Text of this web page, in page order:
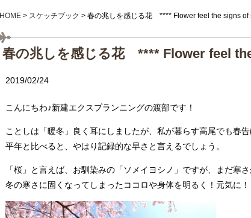
HOME > スケッチブック > 春の兆しを感じる花 **** Flower feel the signs of
春の兆しを感じる花 **** Flower feel
2019/02/24
こんにちわ♪新建エクスプランニングの渡部です！
ことしは「暖冬」良く耳にしましたが、私が暮らす高尾でも春
平年と比べると、やはり記録的な早さと言えるでしょう。
「桜」と言えば、お馴染みの「ソメイヨシノ」ですが、まだ寒
冬の寒さに固くなってしまったココロや身体を明るく！元気に